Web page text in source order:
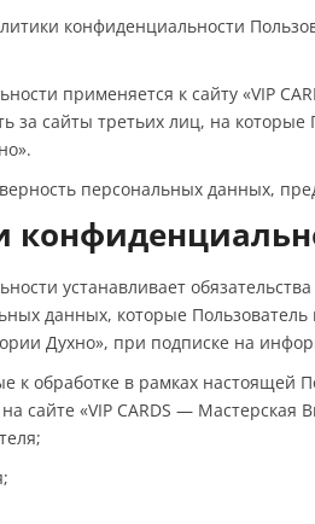
конфиденциальности
применяется к сайту «VIP
за сайты третьих лиц, на
персональных данных,
устанавливает
данных, которые
Духно», при подписке на
обработке в рамках настоящей
сайте «VIP CARDS —